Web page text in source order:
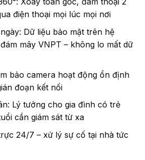
điện thoại mọi lúc mọi nơi
Dữ liệu bảo mật trên hệ
mây VNPT – không lo mất dữ
bảo camera hoạt động ổn định
đoạn kết nối
Lý tưởng cho gia đình có trẻ
cần giám sát từ xa
24/7 – xử lý sự cố tại nhà tức